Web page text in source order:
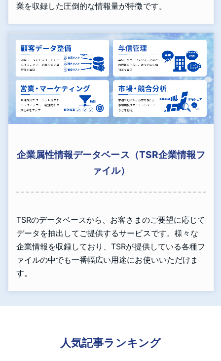
業を収録した圧倒的な情報量が特徴です。
企業属性情報データベース（TSR企業情報フ
ァイル）
TSRのデータベースから、お客さまのご要望に応じて
データを抽出してご提供するサービスです。様々な
企業情報を収録しており、TSRが提供している各種フ
ァイルの中でも一番幅広い用途にお使いいただけま
す。
人気記事ランキング